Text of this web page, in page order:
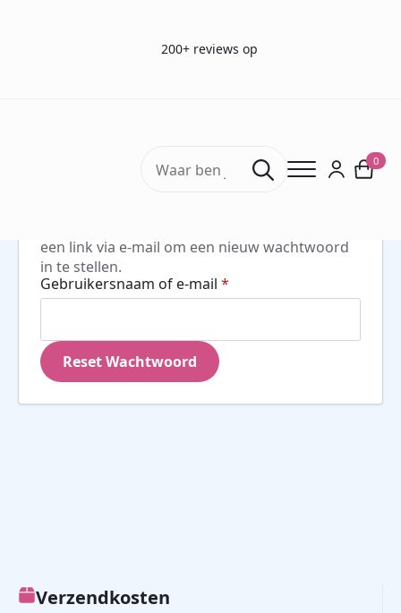
200+ reviews op
Search
for:
0
een link via e-mail om een nieuw wachtwoord
in te stellen.
Gebruikersnaam of e-mail *
Reset Wachtwoord
Verzendkosten